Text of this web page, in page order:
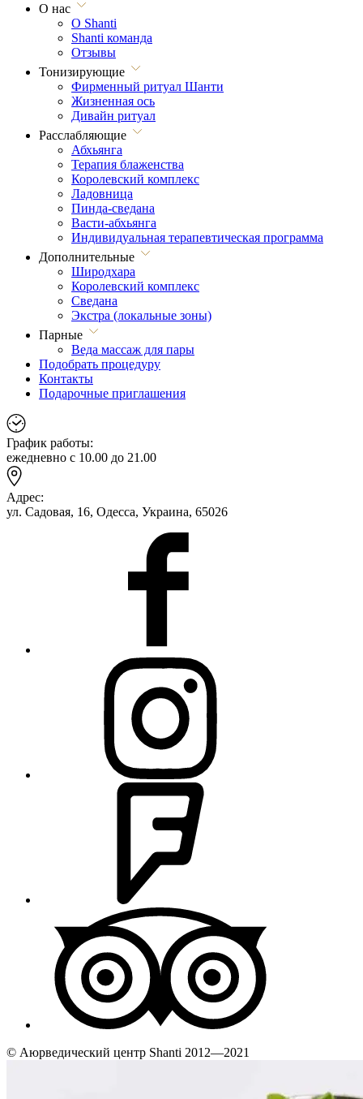
О нас
О Shanti
Shanti команда
Отзывы
Тонизирующие
Фирменный ритуал Шанти
Жизненная ось
Дивайн ритуал
Расслабляющие
Абхьянга
Терапия блаженства
Королевский комплекс
Ладовница
Пинда-сведана
Васти-абхьянга
Индивидуальная терапевтическая программа
Дополнительные
Широдхара
Королевский комплекс
Сведана
Экстра (локальные зоны)
Парные
Веда массаж для пары
Подобрать процедуру
Контакты
Подарочные приглашения
График работы:
ежедневно с 10.00 до 21.00
Адрес:
ул. Садовая, 16, Одесса, Украина, 65026
© Аюрведический центр Shanti 2012—2021